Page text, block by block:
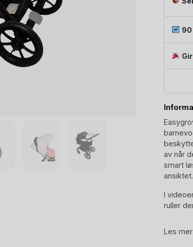
av når
smart
ansiktet.
I
ruller
Les mer